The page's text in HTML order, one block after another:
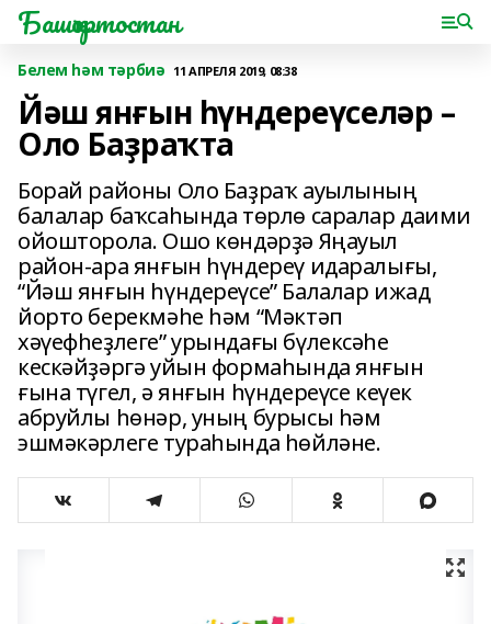
Башҡортостан
Белем һәм тәрбиә 11 АПРЕЛЯ 2019, 08:38
Йәш янғын һүндереүселәр –
Оло Баҙраҡта
Борай районы Оло Баҙраҡ ауылының
балалар баҡсаһында төрлө саралар даими
ойошторола. Ошо көндәрҙә Яңауыл
район-ара янғын һүндереү идаралығы,
“Йәш янғын һүндереүсе” Балалар ижад
йорто берекмәһе һәм “Мәктәп
хәүефһеҙлеге” урындағы бүлексәһе
кескәйҙәргә уйын формаһында янғын
ғына түгел, ә янғын һүндереүсе кеүек
абруйлы һөнәр, уның бурысы һәм
эшмәкәрлеге тураһында һөйләне.